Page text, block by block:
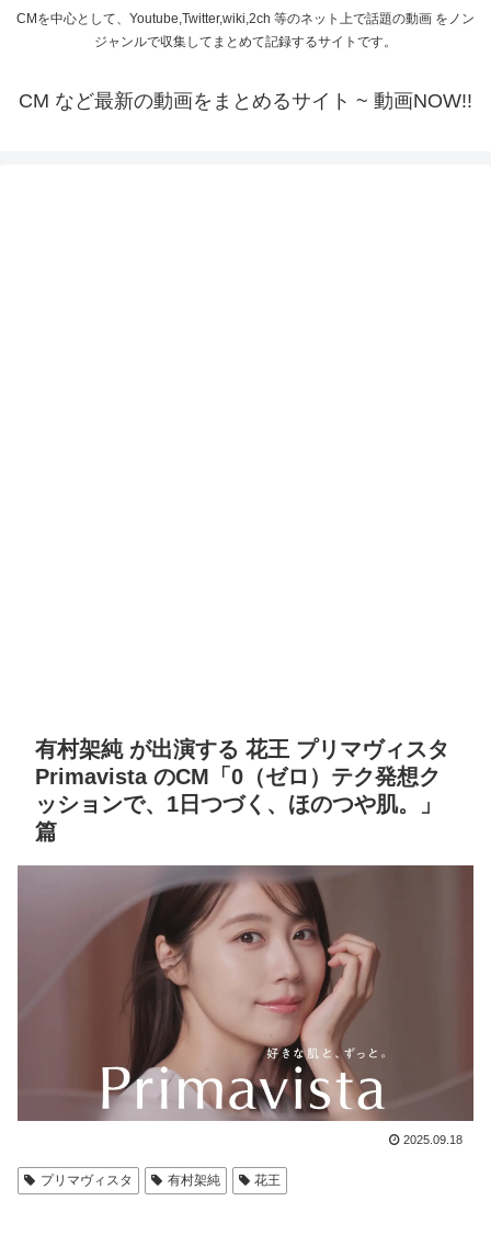
CMを中心として、Youtube,Twitter,wiki,2ch 等のネット上で話題の動画 をノン
ジャンルで収集してまとめて記録するサイトです。
CM など最新の動画をまとめるサイト ~ 動画NOW!!
有村架純 が出演する 花王 プリマヴィスタ
Primavista のCM「0（ゼロ）テク発想ク
ッションで、1日つづく、ほのつや肌。」
篇
2025.09.18
プリマヴィスタ 有村架純 花王